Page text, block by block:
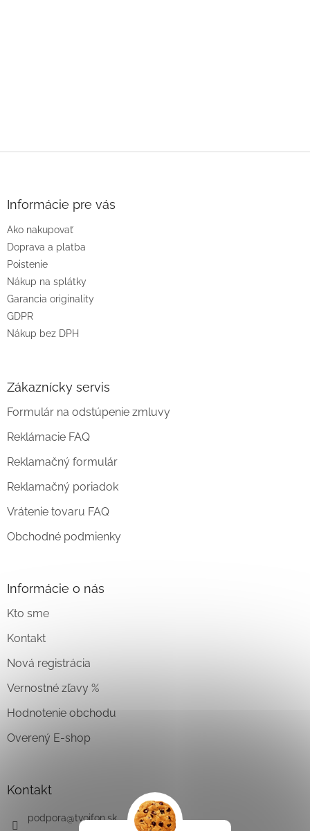
Informácie pre vás
Ako nakupovať
Doprava a platba
Poistenie
Nákup na splátky
Garancia originality
GDPR
Nákup bez DPH
Zákaznícky servis
Formulár na odstúpenie zmluvy
Reklámacie FAQ
Reklamačný formulár
Reklamačný poriadok
Vrátenie tovaru FAQ
Obchodné podmienky
Informácie o nás
Kto sme
Kontakt
Nová registrácia
Vernostné zľavy %
Hodnotenie obchodu
Overený E-shop
Kontakt
podpora@tvojfon.sk